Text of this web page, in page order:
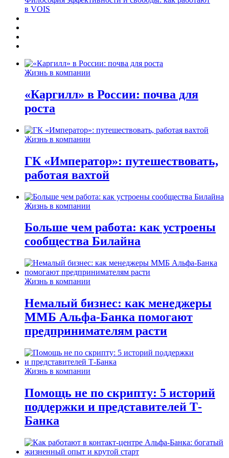
в VOIS
Жизнь в компании
«Каргилл» в России: почва для
роста
Жизнь в компании
ГК «Император»: путешествовать,
работая вахтой
Жизнь в компании
Больше чем работа: как устроены
сообщества Билайна
Жизнь в компании
Немалый бизнес: как менеджеры
ММБ Альфа-Банка помогают
предпринимателям расти
Жизнь в компании
Помощь не по скрипту: 5 историй
поддержки и представителей Т-
Банка